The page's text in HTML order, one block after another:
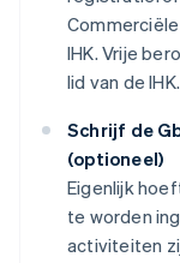
IHK. Vrije
lid van de IHK.
Schrijf de
(optioneel)
Eigenlijk
te worden
activiteiten